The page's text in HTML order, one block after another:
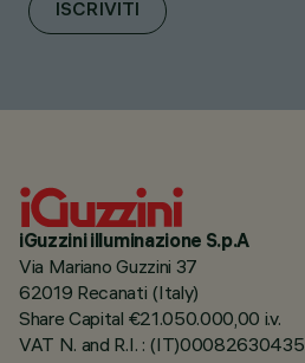
ISCRIVITI
iGuzzini illuminazione S.p.A
Via Mariano Guzzini 37
62019 Recanati (Italy)
Share Capital €21.050.000,00 i.v.
VAT N. and R.I. : (IT)00082630435